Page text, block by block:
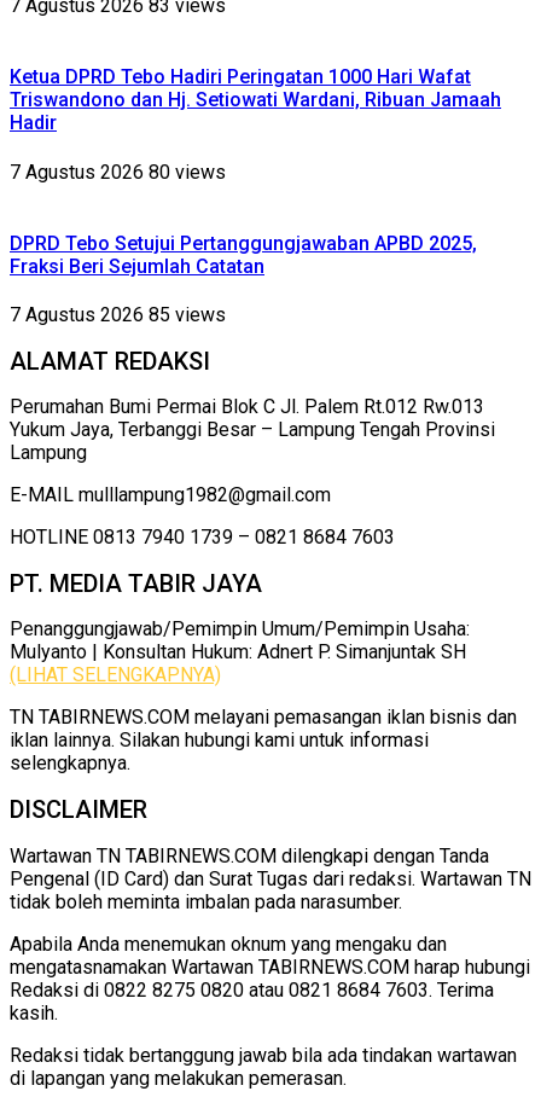
7 Agustus 2026 83 views
Ketua DPRD Tebo Hadiri Peringatan 1000 Hari Wafat
Triswandono dan Hj. Setiowati Wardani, Ribuan Jamaah
Hadir
7 Agustus 2026 80 views
DPRD Tebo Setujui Pertanggungjawaban APBD 2025,
Fraksi Beri Sejumlah Catatan
7 Agustus 2026 85 views
ALAMAT REDAKSI
Perumahan Bumi Permai Blok C Jl. Palem Rt.012 Rw.013
Yukum Jaya, Terbanggi Besar – Lampung Tengah Provinsi
Lampung
E-MAIL mulllampung1982@gmail.com
HOTLINE 0813 7940 1739 – 0821 8684 7603
PT. MEDIA TABIR JAYA
Penanggungjawab/Pemimpin Umum/Pemimpin Usaha:
Mulyanto | Konsultan Hukum: Adnert P. Simanjuntak SH
(LIHAT SELENGKAPNYA)
TN TABIRNEWS.COM melayani pemasangan iklan bisnis dan
iklan lainnya. Silakan hubungi kami untuk informasi
selengkapnya.
DISCLAIMER
Wartawan TN TABIRNEWS.COM dilengkapi dengan Tanda
Pengenal (ID Card) dan Surat Tugas dari redaksi. Wartawan TN
tidak boleh meminta imbalan pada narasumber.
Apabila Anda menemukan oknum yang mengaku dan
mengatasnamakan Wartawan TABIRNEWS.COM harap hubungi
Redaksi di 0822 8275 0820 atau 0821 8684 7603. Terima
kasih.
Redaksi tidak bertanggung jawab bila ada tindakan wartawan
di lapangan yang melakukan pemerasan.